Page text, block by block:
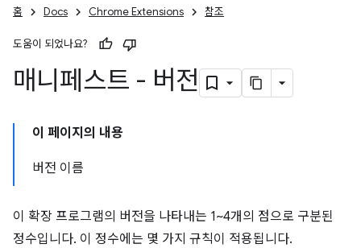
홈 Docs Chrome Extensions 참조
도움이 되었나요?
매니페스트 - 버전
이 페이지의 내용
버전 이름
이 확장 프로그램의 버전을 나타내는 1~4개의 점으로 구분된
정수입니다. 이 정수에는 몇 가지 규칙이 적용됩니다.